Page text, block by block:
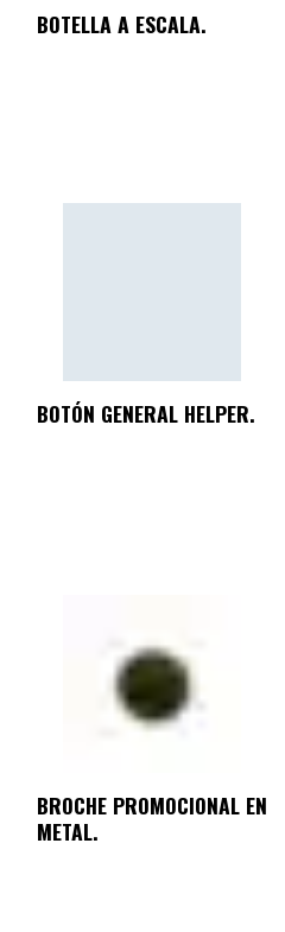
BOTELLA A ESCALA.
BOTÓN GENERAL HELPER.
BROCHE PROMOCIONAL EN
METAL.